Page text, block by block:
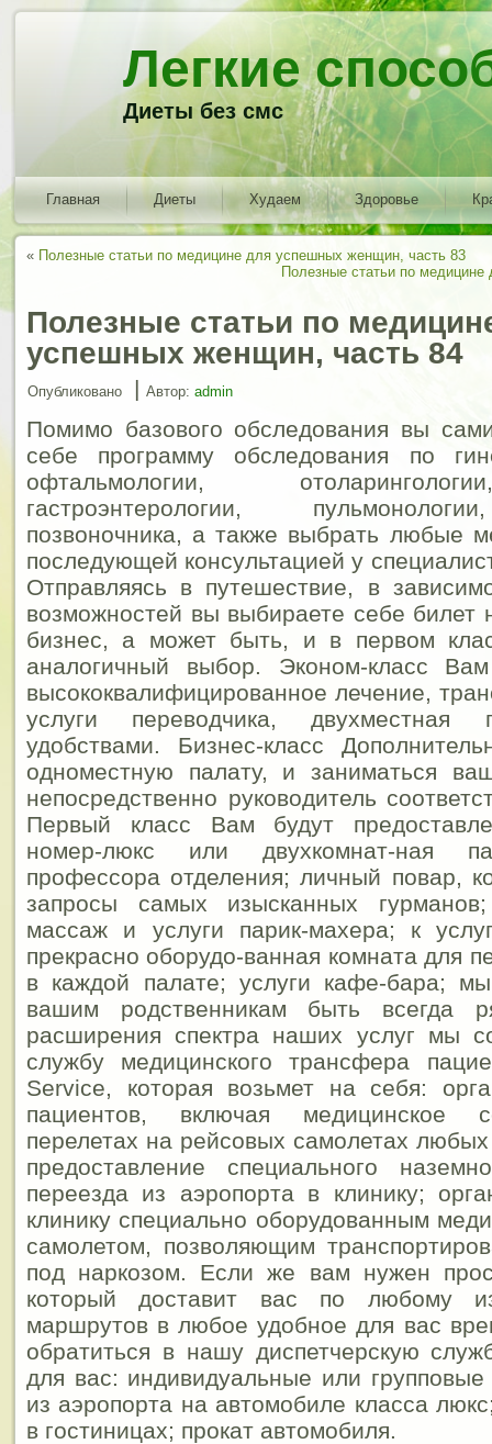
Легкие
Диеты без смс
Главная Диеты Худаем Здоровье
« Полезные статьи по медицине для успешных женщин, часть 83
Полезные статьи по
Полезные статьи по
успешных женщин, часть 84
Опубликовано | Автор: admin
Помимо базового обследования вы
себе программу обследования по
офтальмологии,
гастроэнтерологии,
позвоночника, а также выбрать любые
последующей консультацией у
Отправляясь в путешествие, в
возможностей вы выбираете себе билет
бизнес, а может быть, и в первом
аналогичный выбор. Эконом-класс
высококвалифицированное лечение,
услуги переводчика,
удобствами. Бизнес-класс
одноместную палату, и заниматься
непосредственно руководитель
Первый класс Вам будут
номер-люкс или двухкомнат-ная
профессора отделения; личный повар,
запросы самых изысканных
массаж и услуги парик-махера; к
прекрасно оборудо-ванная комната для
в каждой палате; услуги кафе-бара;
вашим родственникам быть всегда
расширения спектра наших услуг мы
службу медицинского трансфера
Service, которая возьмет на себя:
пациентов, включая медицинское
перелетах на рейсовых самолетах
предоставление специального
переезда из аэропорта в клинику;
клинику специально оборудованным
самолетом, позволяющим
под наркозом. Если же вам нужен
который доставит вас по любому
маршрутов в любое удобное для вас
обратиться в нашу диспетчерскую
для вас: индивидуальные или
из аэропорта на автомобиле класса
в гостиницах; прокат автомобиля.